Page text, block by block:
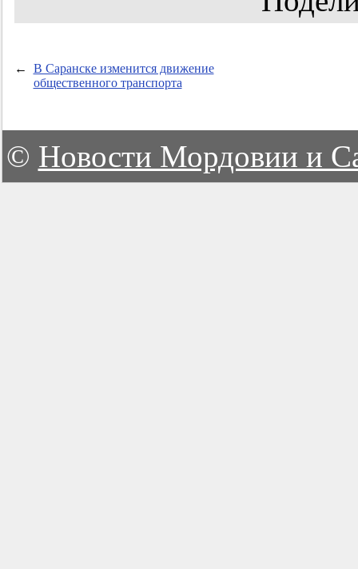
←
В Саранске изменится движение
общественного транспорта
© Новости Мордовии и